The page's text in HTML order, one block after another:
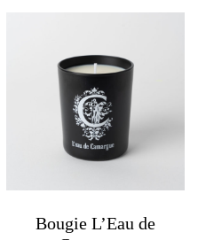
Bougie L’Eau de